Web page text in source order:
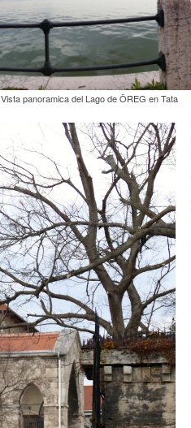
Vista panoramica del Lago de ÖREG en Tata